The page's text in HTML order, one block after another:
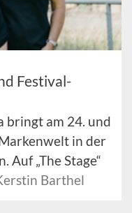
Festival-
bringt am 24. und
in der
Auf „The Stage“
Barthel